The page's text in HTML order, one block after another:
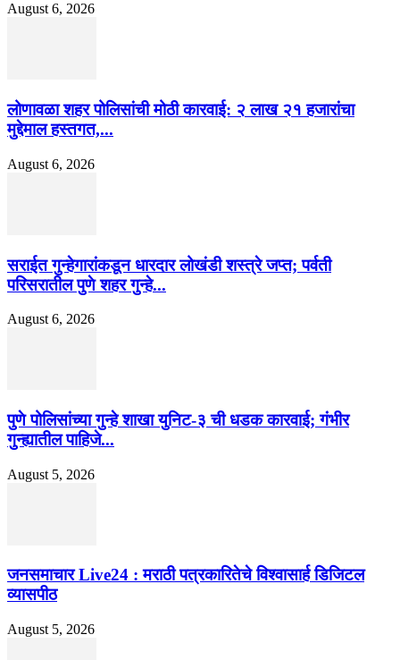
August 6, 2026
लोणावळा शहर पोलिसांची मोठी कारवाई: २ लाख २१ हजारांचा
मुद्देमाल हस्तगत,...
August 6, 2026
सराईत गुन्हेगारांकडून धारदार लोखंडी शस्त्रे जप्त; पर्वती
परिसरातील पुणे शहर गुन्हे...
August 6, 2026
पुणे पोलिसांच्या गुन्हे शाखा युनिट-३ ची धडक कारवाई; गंभीर
गुन्ह्यातील पाहिजे...
August 5, 2026
जनसमाचार Live24 : मराठी पत्रकारितेचे विश्वासार्ह डिजिटल
व्यासपीठ
August 5, 2026